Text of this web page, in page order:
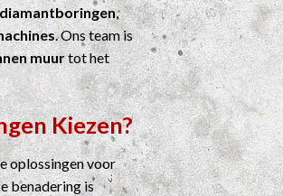
diamantboringen,
. Ons team is
muurtot het
Kiezen?
oplossingen voor
benadering is